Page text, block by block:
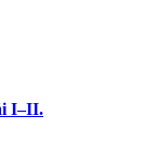
I–II.